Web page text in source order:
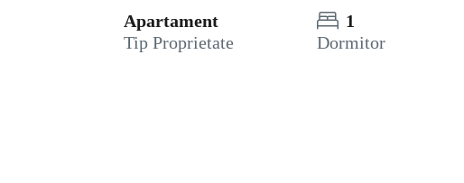
Apartament
Tip Proprietate
1
Dormitor